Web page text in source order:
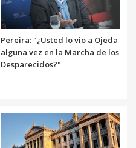
Pereira: "¿Usted lo vio a Ojeda
alguna vez en la Marcha de los
Desparecidos?"